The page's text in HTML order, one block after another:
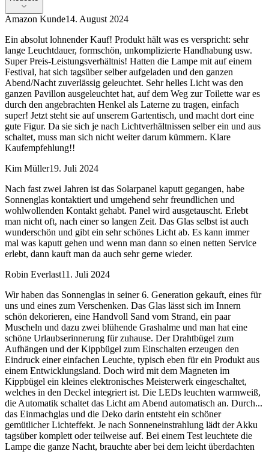
Amazon Kunde14. August 2024
Ein absolut lohnender Kauf! Produkt hält was es verspricht: sehr
lange Leuchtdauer, formschön, unkomplizierte Handhabung usw.
Super Preis-Leistungsverhältnis! Hatten die Lampe mit auf einem
Festival, hat sich tagsüber selber aufgeladen und den ganzen
Abend/Nacht zuverlässig geleuchtet. Sehr helles Licht was den
ganzen Pavillon ausgeleuchtet hat, auf dem Weg zur Toilette war es
durch den angebrachten Henkel als Laterne zu tragen, einfach
super! Jetzt steht sie auf unserem Gartentisch, und macht dort eine
gute Figur. Da sie sich je nach Lichtverhältnissen selber ein und aus
schaltet, muss man sich nicht weiter darum kümmern. Klare
Kaufempfehlung!!
Kim Müller19. Juli 2024
Nach fast zwei Jahren ist das Solarpanel kaputt gegangen, habe
Sonnenglas kontaktiert und umgehend sehr freundlichen und
wohlwollenden Kontakt gehabt. Panel wird ausgetauscht. Erlebt
man nicht oft, nach einer so langen Zeit. Das Glas selbst ist auch
wunderschön und gibt ein sehr schönes Licht ab. Es kann immer
mal was kaputt gehen und wenn man dann so einen netten Service
erlebt, dann kauft man da auch sehr gerne wieder.
Robin Everlast11. Juli 2024
Wir haben das Sonnenglas in seiner 6. Generation gekauft, eines für
uns und eines zum Verschenken. Das Glas lässt sich im Innern
schön dekorieren, eine Handvoll Sand vom Strand, ein paar
Muscheln und dazu zwei blühende Grashalme und man hat eine
schöne Urlaubserinnerung für zuhause. Der Drahtbügel zum
Aufhängen und der Kippbügel zum Einschalten erzeugen den
Eindruck einer einfachen Leuchte, typisch eben für ein Produkt aus
einem Entwicklungsland. Doch wird mit dem Magneten im
Kippbügel ein kleines elektronisches Meisterwerk eingeschaltet,
welches in den Deckel integriert ist. Die LEDs leuchten warmweiß,
die Automatik schaltet das Licht am Abend automatisch an. Durch...
das Einmachglas und die Deko darin entsteht ein schöner
gemütlicher Lichteffekt. Je nach Sonneneinstrahlung lädt der Akku
tagsüber komplett oder teilweise auf. Bei einem Test leuchtete die
Lampe die ganze Nacht, brauchte aber bei dem leicht überdachten